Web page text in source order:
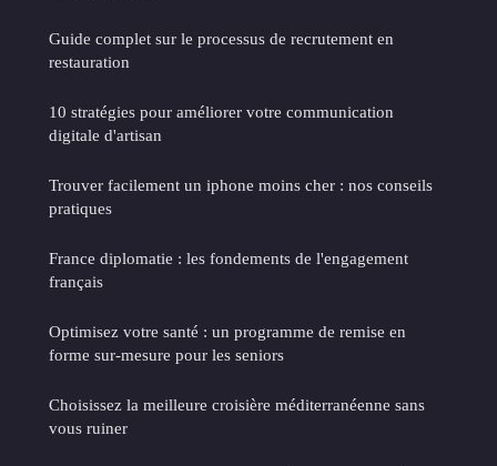
Guide complet sur le processus de recrutement en
restauration
10 stratégies pour améliorer votre communication
digitale d'artisan
Trouver facilement un iphone moins cher : nos conseils
pratiques
France diplomatie : les fondements de l'engagement
français
Optimisez votre santé : un programme de remise en
forme sur-mesure pour les seniors
Choisissez la meilleure croisière méditerranéenne sans
vous ruiner